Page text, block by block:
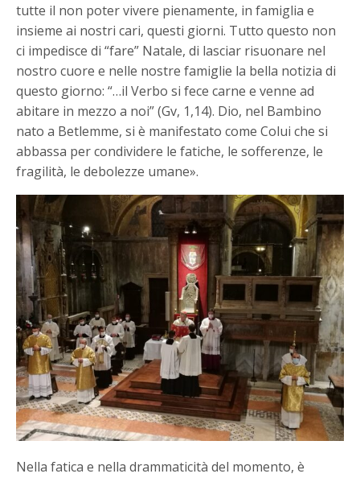
tutte il non poter vivere pienamente, in famiglia e
insieme ai nostri cari, questi giorni. Tutto questo non
ci impedisce di “fare” Natale, di lasciar risuonare nel
nostro cuore e nelle nostre famiglie la bella notizia di
questo giorno: “…il Verbo si fece carne e venne ad
abitare in mezzo a noi” (Gv, 1,14). Dio, nel Bambino
nato a Betlemme, si è manifestato come Colui che si
abbassa per condividere le fatiche, le sofferenze, le
fragilità, le debolezze umane».
Nella fatica e nella drammaticità del momento, è